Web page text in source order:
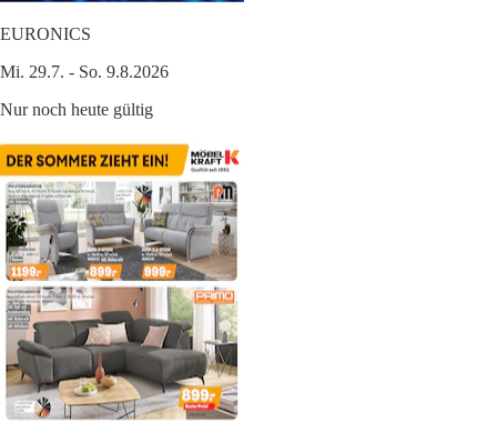
EURONICS
Mi. 29.7. - So. 9.8.2026
Nur noch heute gültig